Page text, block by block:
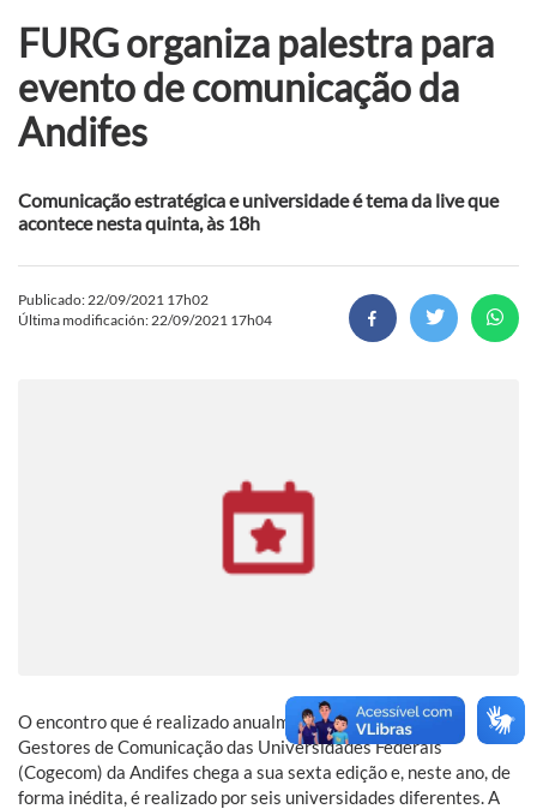
FURG organiza palestra para
evento de comunicação da
Andifes
Comunicação estratégica e universidade é tema da live que
acontece nesta quinta, às 18h
Publicado: 22/09/2021 17h02
Última modificación: 22/09/2021 17h04
O encontro que é realizado anualmente pelo Colégio de
Gestores de Comunicação das Universidades Federais
(Cogecom) da Andifes chega a sua sexta edição e, neste ano, de
forma inédita, é realizado por seis universidades diferentes. A